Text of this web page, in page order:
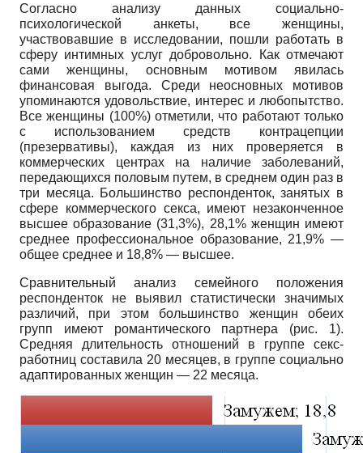
Согласно анализу данных социально-
психологической анкеты, все женщины,
участвовавшие в исследовании, пошли работать в
сферу интимных услуг добровольно. Как отмечают
сами женщины, основным мотивом явилась
финансовая выгода. Среди неосновных мотивов
упоминаются удовольствие, интерес и любопытство.
Все женщины (100%) отметили, что работают только
с использованием средств контрацепции
(презервативы), каждая из них проверяется в
коммерческих центрах на наличие заболеваний,
передающихся половым путем, в среднем один раз в
три месяца. Большинство респонденток, занятых в
сфере коммерческого секса, имеют незаконченное
высшее образование (31,3%), 28,1% женщин имеют
среднее профессиональное образование, 21,9% —
общее среднее и 18,8% — высшее.
Сравнительный анализ семейного положения
респонденток не выявил статистически значимых
различий, при этом большинство женщин обеих
групп имеют романтического партнера (рис. 1).
Средняя длительность отношений в группе секс-
работниц составила 20 месяцев, в группе социально
адаптированных женщин — 22 месяца.